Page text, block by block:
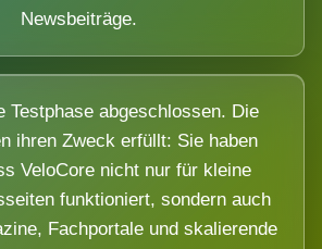
Newsbeiträge.
Testphase abgeschlossen. Die
ihren Zweck erfüllt: Sie haben
VeloCore nicht nur für kleine
funktioniert, sondern auch
Fachportale und skalierende